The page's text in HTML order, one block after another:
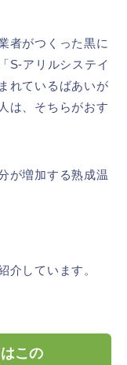
者がつくった黒に
S-アリルシステイ
れているばあいが
は、そちらがおす
が増加する熟成温
介しています。
この